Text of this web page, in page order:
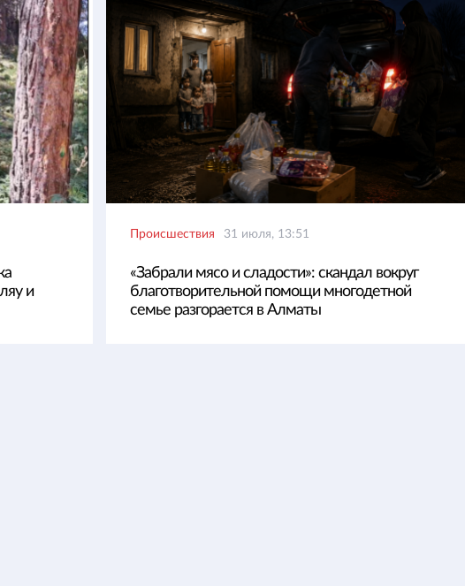
и
Происшествия 31 июля, 13:51
«Забрали мясо и сладости»: скандал вокруг
благотворительной помощи многодетной
семье разгорается в Алматы